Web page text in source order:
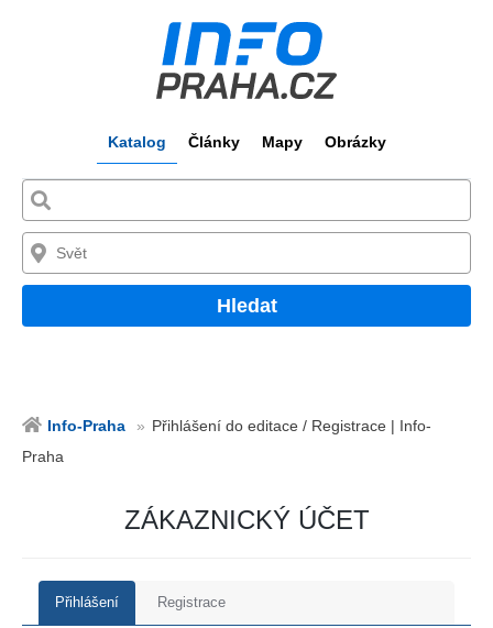
Katalog Články Mapy Obrázky
Hledat
Info-Praha
Přihlášení do editace / Registrace | Info-
Praha
ZÁKAZNICKÝ ÚČET
Přihlášení Registrace